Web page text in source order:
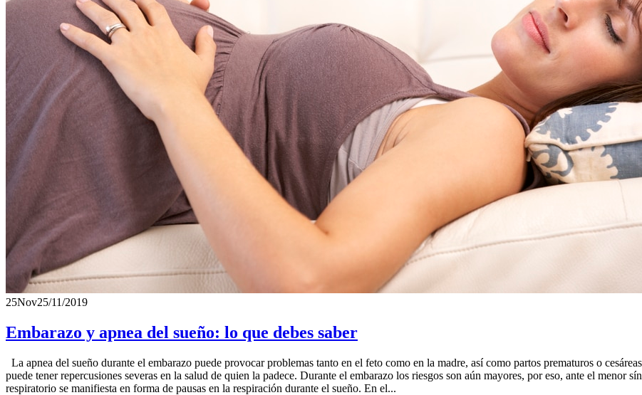
25Nov25/11/2019
Embarazo y apnea del sueño: lo que debes saber
La apnea del sueño durante el embarazo puede provocar problemas tanto en el feto como en la madre, así como partos prematuros o
puede tener repercusiones severas en la salud de quien la padece. Durante el embarazo los riesgos son aún mayores, por eso, ante el menor
respiratorio se manifiesta en forma de pausas en la respiración durante el sueño. En el...